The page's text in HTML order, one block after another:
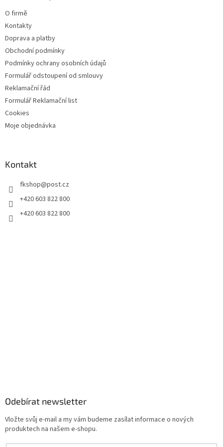
O firmě
Kontakty
Doprava a platby
Obchodní podmínky
Podmínky ochrany osobních údajů
Formulář odstoupení od smlouvy
Reklamační řád
Formulář Reklamační list
Cookies
Moje objednávka
Kontakt
fkshop@post.cz
+420 603 822 800
+420 603 822 800
Odebírat newsletter
Vložte svůj e-mail a my vám budeme zasílat informace o nových
produktech na našem e-shopu.